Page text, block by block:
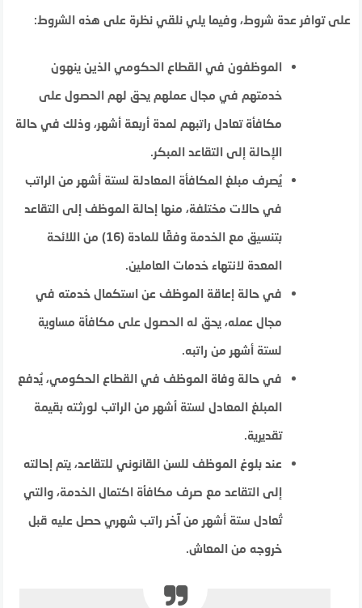
على توافر عدة شروط، وفيما يلي نلقي نظرة على هذه الشروط:
الموظفون في القطاع الحكومي الذين ينهون
خدمتهم في مجال عملهم يحق لهم الحصول على
مكافأة تعادل راتبهم لمدة أربعة أشهر، وذلك في حالة
الإحالة إلى التقاعد المبكر.
يُصرف مبلغ المكافأة المعادلة لستة أشهر من الراتب
في حالات مختلفة، منها إحالة الموظف إلى التقاعد
بتنسيق مع الخدمة وفقًا للمادة (16) من اللائحة
المعدة لانتهاء خدمات العاملين.
في حالة إعاقة الموظف عن استكمال خدمته في
مجال عمله، يحق له الحصول على مكافأة مساوية
لستة أشهر من راتبه.
في حالة وفاة الموظف في القطاع الحكومي، يُدفع
المبلغ المعادل لستة أشهر من الراتب لورثته بقيمة
تقديرية.
عند بلوغ الموظف للسن القانوني للتقاعد، يتم إحالته
إلى التقاعد مع صرف مكافأة اكتمال الخدمة، والتي
تُعادل ستة أشهر من آخر راتب شهري حصل عليه قبل
خروجه من المعاش.